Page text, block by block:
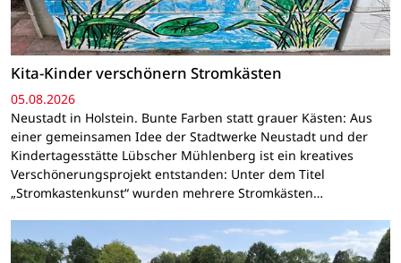
Kita-Kinder verschönern Stromkästen
05.08.2026
Neustadt in Holstein. Bunte Farben statt grauer Kästen: Aus
einer gemeinsamen Idee der Stadtwerke Neustadt und der
Kindertagesstätte Lübscher Mühlenberg ist ein kreatives
Verschönerungsprojekt entstanden: Unter dem Titel
„Stromkastenkunst“ wurden mehrere Stromkästen…